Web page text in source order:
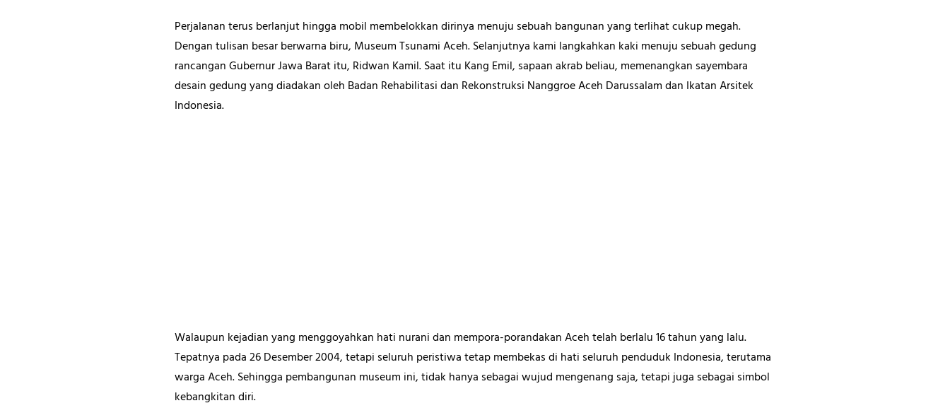
Perjalanan terus berlanjut hingga mobil membelokkan dirinya menuju sebuah bangunan yang terlihat cukup megah.
Dengan tulisan besar berwarna biru, Museum Tsunami Aceh. Selanjutnya kami langkahkan kaki menuju sebuah gedung
rancangan Gubernur Jawa Barat itu, Ridwan Kamil. Saat itu Kang Emil, sapaan akrab beliau, memenangkan sayembara
desain gedung yang diadakan oleh Badan Rehabilitasi dan Rekonstruksi Nanggroe Aceh Darussalam dan Ikatan Arsitek
Indonesia.
Walaupun kejadian yang menggoyahkan hati nurani dan mempora-porandakan Aceh telah berlalu 16 tahun yang lalu.
Tepatnya pada 26 Desember 2004, tetapi seluruh peristiwa tetap membekas di hati seluruh penduduk Indonesia, terutama
warga Aceh. Sehingga pembangunan museum ini, tidak hanya sebagai wujud mengenang saja, tetapi juga sebagai simbol
kebangkitan diri.